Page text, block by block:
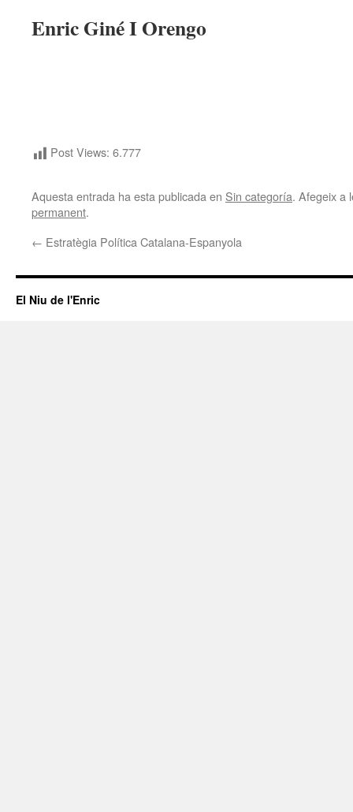
Enric Giné I Orengo
Post Views: 6.777
Aquesta entrada ha esta publicada en Sin categoría. Afegeix a
permanent.
← Estratègia Política Catalana-Espanyola
El Niu de l'Enric